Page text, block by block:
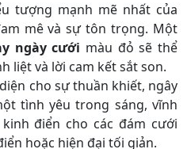
tượng mạnh mẽ nhất của
mê và sự tôn trọng. Một
ngày cưới màu đỏ sẽ thể
liệt và lời cam kết sắt son.
cho sự thuần khiết, ngây
tình yêu trong sáng, vĩnh
điển cho các đám cưới
hoặc hiện đại tối giản.